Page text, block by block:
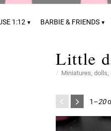
1:12 BARBIE & FRIENDS
Little
Miniatures, dolls,
1–20